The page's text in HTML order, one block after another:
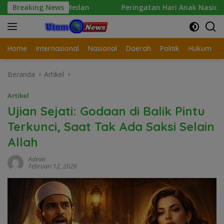
Langsung
ke
konten
Breaking NewsPeringatan Hari Anak Nasional 2026 di
Home Internasional Nasional Daerah Politik Hukum
Beranda Artikel
Artikel
Ujian Sejati: Godaan di Balik Pintu
Terkunci, Saat Tak Ada Saksi Selain
Allah
Admin
Februari 12, 2026